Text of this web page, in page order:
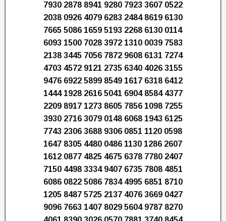
7930 2878 8941 9280 7923 3607 0522
2038 0926 4079 6283 2484 8619 6130
7665 5086 1659 5193 2268 6130 0114
6093 1500 7028 3972 1310 0039 7583
2138 3445 7056 7872 9608 6131 7274
4703 4572 9121 2735 6340 4026 3155
9476 6922 5899 8549 1617 6318 6412
1444 1928 2616 5041 6904 8584 4377
2209 8917 1273 8605 7856 1098 7255
3930 2716 3079 0148 6068 1943 6125
7743 2306 3688 9306 0851 1120 0598
1647 8305 4480 0486 1130 1286 2607
1612 0877 4825 4675 6378 7780 2407
7150 4498 3334 9407 6735 7808 4851
6086 0822 5086 7834 4995 6851 8710
1205 8487 5725 2137 4076 3669 0427
9096 7663 1407 8029 5604 9787 8270